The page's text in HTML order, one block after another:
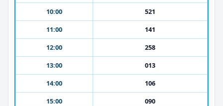
10:00
521
11:00
141
12:00
258
13:00
013
14:00
106
15:00
090